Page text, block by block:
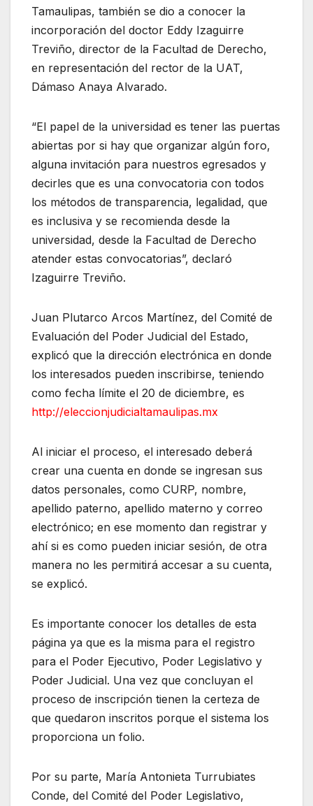
Tamaulipas, también se dio a conocer la
incorporación del doctor Eddy Izaguirre
Treviño, director de la Facultad de Derecho,
en representación del rector de la UAT,
Dámaso Anaya Alvarado.
“El papel de la universidad es tener las puertas
abiertas por si hay que organizar algún foro,
alguna invitación para nuestros egresados y
decirles que es una convocatoria con todos
los métodos de transparencia, legalidad, que
es inclusiva y se recomienda desde la
universidad, desde la Facultad de Derecho
atender estas convocatorias”, declaró
Izaguirre Treviño.
Juan Plutarco Arcos Martínez, del Comité de
Evaluación del Poder Judicial del Estado,
explicó que la dirección electrónica en donde
los interesados pueden inscribirse, teniendo
como fecha límite el 20 de diciembre, es
http://eleccionjudicialtamaulipas.mx
Al iniciar el proceso, el interesado deberá
crear una cuenta en donde se ingresan sus
datos personales, como CURP, nombre,
apellido paterno, apellido materno y correo
electrónico; en ese momento dan registrar y
ahí si es como pueden iniciar sesión, de otra
manera no les permitirá accesar a su cuenta,
se explicó.
Es importante conocer los detalles de esta
página ya que es la misma para el registro
para el Poder Ejecutivo, Poder Legislativo y
Poder Judicial. Una vez que concluyan el
proceso de inscripción tienen la certeza de
que quedaron inscritos porque el sistema los
proporciona un folio.
Por su parte, María Antonieta Turrubiates
Conde, del Comité del Poder Legislativo,